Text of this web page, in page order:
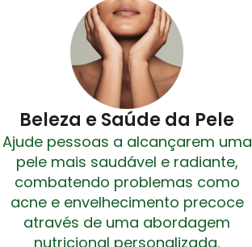
Beleza e Saúde da Pele
Ajude pessoas a alcançarem uma
pele mais saudável e radiante,
combatendo problemas como
acne e envelhecimento precoce
através de uma abordagem
nutricional personalizada.